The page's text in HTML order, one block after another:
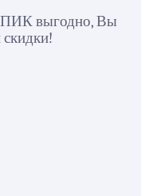
ПИК выгодно, Вы